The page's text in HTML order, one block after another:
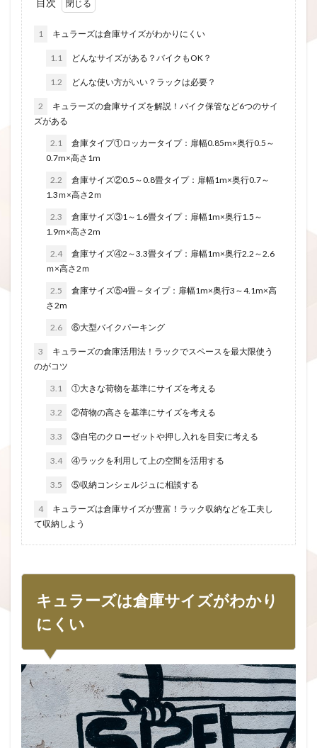
目次
1 キュラーズは倉庫サイズがわかりにくい
1.1 どんなサイズがある？バイクもOK？
1.2 どんな使い方がいい？ラックは必要？
2
キュラーズの倉庫サイズを解説！バイク保管など6つのサイ
ズがある
2.1
倉庫タイプ①ロッカータイプ：扉幅0.85m×奥行0.5～
0.7m×高さ1m
2.2
倉庫サイズ②0.5～0.8畳タイプ：扉幅1m×奥行0.7～
1.3ｍ×高さ2ｍ
2.3
倉庫サイズ③1～1.6畳タイプ：扉幅1m×奥行1.5～
1.9m×高さ2m
2.4
倉庫サイズ④2～3.3畳タイプ：扉幅1m×奥行2.2～2.6
ｍ×高さ2ｍ
2.5
倉庫サイズ⑤4畳～タイプ：扉幅1m×奥行3～4.1m×高
さ2m
2.6 ⑥大型バイクパーキング
3
キュラーズの倉庫活用法！ラックでスペースを最大限使う
のがコツ
3.1 ①大きな荷物を基準にサイズを考える
3.2 ②荷物の高さを基準にサイズを考える
3.3 ③自宅のクローゼットや押し入れを目安に考える
3.4 ④ラックを利用して上の空間を活用する
3.5 ⑤収納コンシェルジュに相談する
4
キュラーズは倉庫サイズが豊富！ラック収納などを工夫し
て収納しよう
キュラーズは倉庫サイズがわかり
にくい